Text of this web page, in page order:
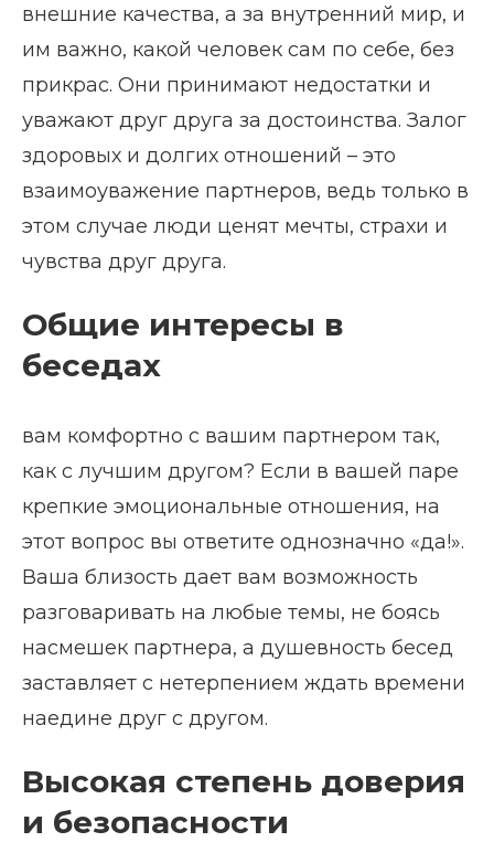
внешние качества, а за внутренний мир, и
им важно, какой человек сам по себе, без
прикрас. Они принимают недостатки и
уважают друг друга за достоинства. Залог
здоровых и долгих отношений – это
взаимоуважение партнеров, ведь только в
этом случае люди ценят мечты, страхи и
чувства друг друга.
Общие интересы в
беседах
вам комфортно с вашим партнером так,
как с лучшим другом? Если в вашей паре
крепкие эмоциональные отношения, на
этот вопрос вы ответите однозначно «да!».
Ваша близость дает вам возможность
разговаривать на любые темы, не боясь
насмешек партнера, а душевность бесед
заставляет с нетерпением ждать времени
наедине друг с другом.
Высокая степень доверия
и безопасности